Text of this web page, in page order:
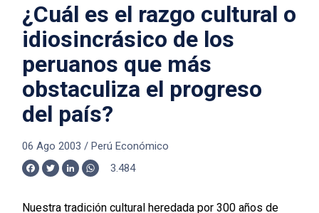
¿Cuál es el razgo cultural o
idiosincrásico de los
peruanos que más
obstaculiza el progreso
del país?
06 Ago 2003 / Perú Económico
Facebook
TwitterLinkedInWhatsApp
3.484
Nuestra tradición cultural heredada por 300 años de